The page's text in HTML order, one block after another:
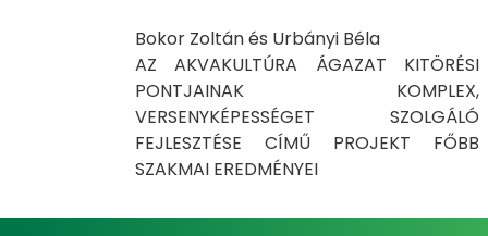
Bokor Zoltán és Urbányi Béla
AZ AKVAKULTÚRA ÁGAZAT KITÖRÉSI
PONTJAINAK KOMPLEX,
VERSENYKÉPESSÉGET SZOLGÁLÓ
FEJLESZTÉSE CÍMŰ PROJEKT FŐBB
SZAKMAI EREDMÉNYEI